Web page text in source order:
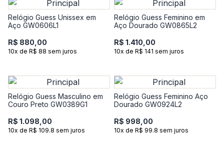
Relógio Guess Unissex em
Aço GW0606L1
R$ 880,00
10x de R$ 88 sem juros
Relógio Guess Feminino em
Aço Dourado GW0865L2
R$ 1.410,00
10x de R$ 141 sem juros
Relógio Guess Masculino em
Couro Preto GW0389G1
R$ 1.098,00
10x de R$ 109.8 sem juros
Relógio Guess Feminino Aço
Dourado GW0924L2
R$ 998,00
10x de R$ 99.8 sem juros